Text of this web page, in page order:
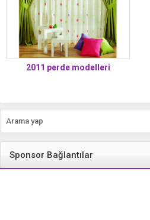
2011 perde modelleri
Sponsor Bağlantılar